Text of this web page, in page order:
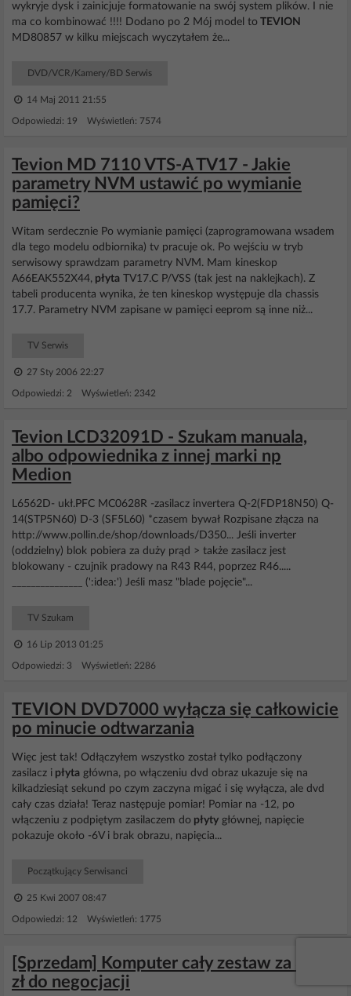
wykryje dysk i zainicjuje formatowanie na swój system plików. I nie
ma co kombinować !!!! Dodano po 2 Mój model to TEVION
MD80857 w kilku miejscach wyczytałem że...
DVD/VCR/Kamery/BD Serwis
14 Maj 2011 21:55
Odpowiedzi: 19 Wyświetleń: 7574
Tevion MD 7110 VTS-A TV17 - Jakie
parametry NVM ustawić po wymianie
pamięci?
Witam serdecznie Po wymianie pamięci (zaprogramowana wsadem
dla tego modelu odbiornika) tv pracuje ok. Po wejściu w tryb
serwisowy sprawdzam parametry NVM. Mam kineskop
A66EAK552X44, płyta TV17.C P/VSS (tak jest na naklejkach). Z
tabeli producenta wynika, że ten kineskop występuje dla chassis
17.7. Parametry NVM zapisane w pamięci eeprom są inne niż...
TV Serwis
27 Sty 2006 22:27
Odpowiedzi: 2 Wyświetleń: 2342
Tevion LCD32091D - Szukam manuala,
albo odpowiednika z innej marki np
Medion
L6562D- ukł.PFC MC0628R -zasilacz invertera Q-2(FDP18N50) Q-
14(STP5N60) D-3 (SF5L60) *czasem bywał Rozpisane złącza na
http://www.pollin.de/shop/downloads/D350... Jeśli inverter
(oddzielny) blok pobiera za duży prąd > także zasilacz jest
blokowany - czujnik pradowy na R43 R44, poprzez R46.....
_______________ (':idea:') Jeśli masz "blade pojęcie"...
TV Szukam
16 Lip 2013 01:25
Odpowiedzi: 3 Wyświetleń: 2286
TEVION DVD7000 wyłącza się całkowicie
po minucie odtwarzania
Więc jest tak! Odłączyłem wszystko został tylko podłączony
zasilacz i płyta główna, po włączeniu dvd obraz ukazuje się na
kilkadziesiąt sekund po czym zaczyna migać i się wyłącza, ale dvd
cały czas działa! Teraz następuje pomiar! Pomiar na -12, po
włączeniu z podpiętym zasilaczem do płyty głównej, napięcie
pokazuje około -6V i brak obrazu, napięcia...
Początkujący Serwisanci
25 Kwi 2007 08:47
Odpowiedzi: 12 Wyświetleń: 1775
[Sprzedam] Komputer cały zestaw za 320
zł do negocjacji